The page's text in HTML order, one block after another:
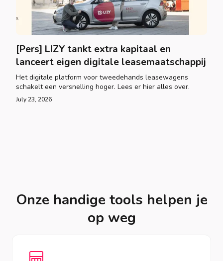
[Pers] LIZY tankt extra kapitaal en
lanceert eigen digitale leasemaatschappij
Het digitale platform voor tweedehands leasewagens
schakelt een versnelling hoger. Lees er hier alles over.
July 23, 2026
Onze handige tools helpen je
op weg